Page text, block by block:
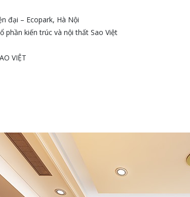
đại – Ecopark, Hà Nội
phần kiến trúc và nội thất Sao Việt
VIỆT